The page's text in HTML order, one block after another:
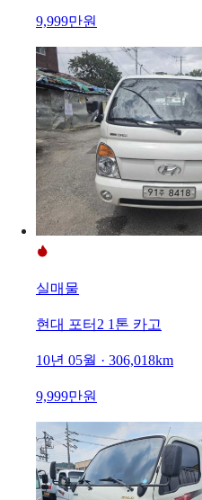
9,999만원
실매물
현대 포터2 1톤 카고
10년 05월 · 306,018km
9,999만원